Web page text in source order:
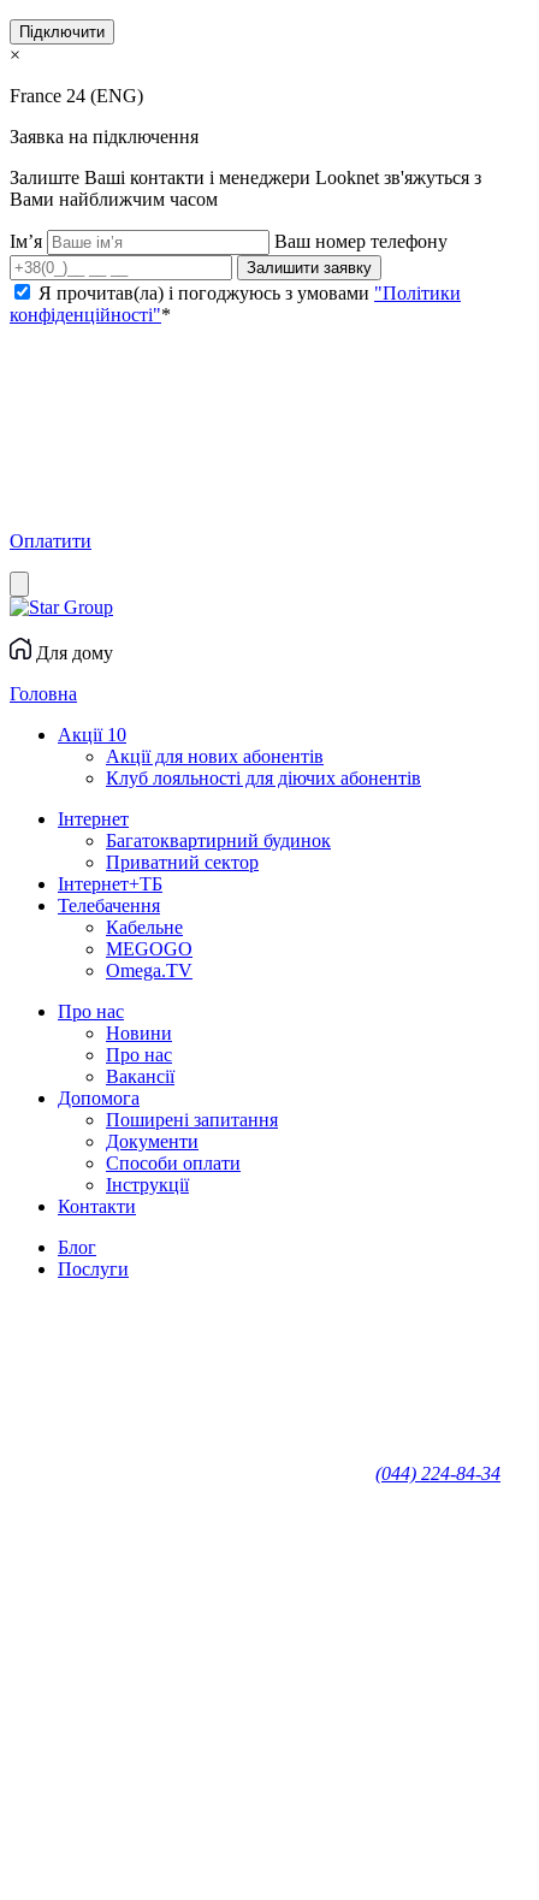
Підключити
×
France 24 (ENG)
Заявка на підключення
Залиште Ваші контакти і менеджери Looknet зв'яжуться з
Вами найближчим часом
Ім’я Ваш номер телефону
Залишити заявку
Я прочитав(ла) і погоджуюсь з умовами "Політики
конфіденційності"*
Оплатити
Для дому
Головна
Акції 10
Акції для нових абонентів
Клуб лояльності для діючих абонентів
Інтернет
Багатоквартирний будинок
Приватний сектор
Інтернет+ТБ
Телебачення
Кабельне
MEGOGO
Omega.TV
Про нас
Новини
Про нас
Вакансії
Допомога
Поширені запитання
Документи
Способи оплати
Інструкції
Контакти
Блог
Послуги
(044) 224-84-34